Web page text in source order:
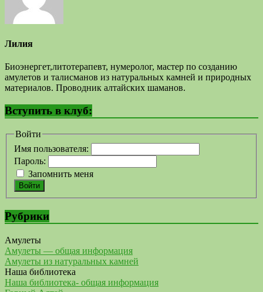
Лилия
Биоэнергет,литотерапевт, нумеролог, мастер по созданию
амулетов и талисманов из натуральных камней и природных
материалов. Проводник алтайских шаманов.
Вступить в клуб:
Войти
Имя пользователя:
Пароль:
Запомнить меня
Войти
Рубрики
Амулеты
Амулеты — общая информация
Амулеты из натуральных камней
Наша библиотека
Наша библиотека- общая информация